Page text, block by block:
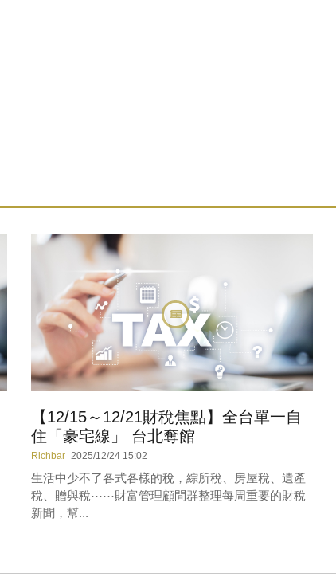
【12/15～12/21財稅焦點】全台單一自
住「豪宅線」 台北奪館
Richbar 2025/12/24 15:02
生活中少不了各式各樣的稅，綜所稅、房屋稅、遺產
稅、贈與稅⋯⋯財富管理顧問群整理每周重要的財稅
新聞，幫...